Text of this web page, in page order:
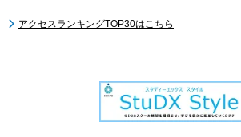
アクセスランキングTOP30はこちら